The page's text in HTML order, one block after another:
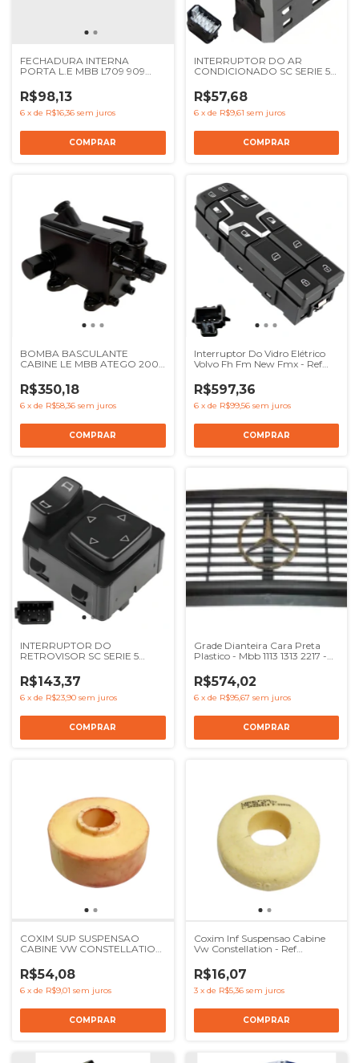
FECHADURA INTERNA
PORTA L.E MBB L709 909
0007201535 6687207835
6887207835
R$98,13
6 x de R$16,36 sem juros
INTERRUPTOR DO AR
CONDICIONADO SC SERIE 5
R$57,68
6 x de R$9,61 sem juros
BOMBA BASCULANTE
CABINE LE MBB ATEGO 2004
9735530401
R$350,18
6 x de R$58,36 sem juros
Interruptor Do Vidro Elétrico
Volvo Fh Fm New Fmx - Ref
14050087
R$597,36
6 x de R$99,56 sem juros
INTERRUPTOR DO
RETROVISOR SC SERIE 5
R$143,37
6 x de R$23,90 sem juros
Grade Dianteira Cara Preta
Plastico - Mbb 1113 1313 2217 -
R$574,02
6 x de R$95,67 sem juros
COXIM SUP SUSPENSAO
CABINE VW CONSTELLATION
R$54,08
6 x de R$9,01 sem juros
Coxim Inf Suspensao Cabine
Vw Constellation - Ref
R$16,07
3 x de R$5,36 sem juros